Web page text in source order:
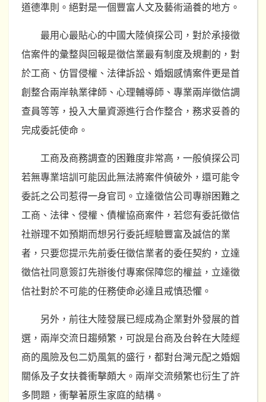
道德準則。絕對是一個豐富人文及藝術涵養的地方。
最用心最貼心的中國大陸偵探公司，對於承接徵
信案件的彙整與回報是徵信業最有制度及規劃的，對
於工商、仿冒侵權、法律訴訟、婚姻感情案件更是首
創整合兩岸執業律師、心理輔導師、專業兩岸徵信調
查員等等，投入大量資源進行合作整合，務求妥善的
完成委託使命。
工商及商務調查的困難度非常高，一般偵探公司
若無專業培訓可能因此無法將案件偵破外，還可能令
委託之公司惹得一身官司。立達徵信公司專辦困難之
工商、法律、侵權、債權協商案件，若您有委託徵信
社辦理不如預期而想另行委託經驗豐富及誠信的業
者，只要您提示先前委任徵信業者的委任契約，立達
徵信社同意簽訂先辦後付專案保障您的權益，立達徵
信社對於不可能的任務使命必達且戒慎恐懼。
另外，前往大陸發展已經成為企業對外發展的首
選，兩岸交流日趨頻繁，可說是台商及台幹在大陸經
商的風險及包二奶風氣的盛行，都對台灣元配之婚姻
關係及子女扶養衝擊頗大。兩岸交流頻繁也衍生了許
多問題，衝擊著原生家庭的結構。